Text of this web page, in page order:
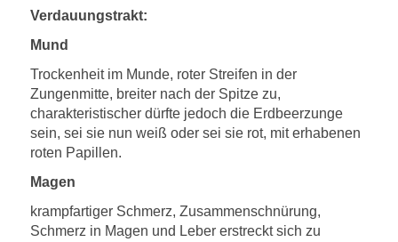
Verdauungstrakt:
Mund
Trockenheit im Munde, roter Streifen in der
Zungenmitte, breiter nach der Spitze zu,
charakteristischer dürfte jedoch die Erdbeerzunge
sein, sei sie nun weiß oder sei sie rot, mit erhabenen
roten Papillen.
Magen
krampfartiger Schmerz, Zusammenschnürung,
Schmerz in Magen und Leber erstreckt sich zu